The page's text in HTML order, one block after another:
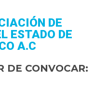
DE
ESTADO DE
A.C
DE CONVOCAR: